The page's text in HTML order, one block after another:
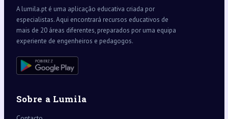
A lumila.pt é uma aplicação educativa criada por
especialistas. Aqui encontrará recursos educativos de
mais de 20 áreas diferentes, preparados por uma equipa
experiente de engenheiros e pedagogos.
Sobre a Lumila